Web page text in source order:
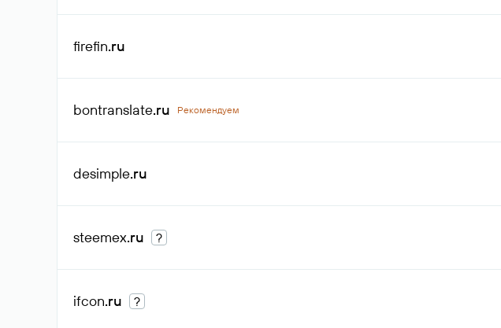
firefin.ru
bontranslate.ru Рекомендуем
desimple.ru
steemex.ru ?
ifcon.ru ?